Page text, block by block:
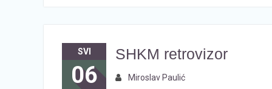
SVI
06
SHKM retrovizor
Miroslav Paulić